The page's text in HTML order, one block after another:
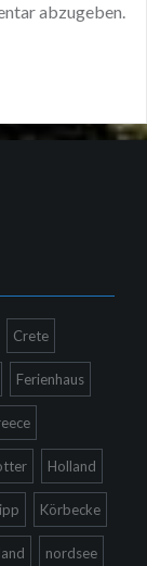
abzugeben.
Crete
Ferienhaus
Holland
Körbecke
nordsee